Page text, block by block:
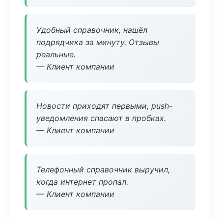
Удобный справочник, нашёл
подрядчика за минуту. Отзывы
реальные.
— Клиент компании
Новости приходят первыми, push-
уведомления спасают в пробках.
— Клиент компании
Телефонный справочник выручил,
когда интернет пропал.
— Клиент компании